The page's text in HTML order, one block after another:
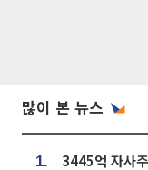
많이 본 뉴스
1.